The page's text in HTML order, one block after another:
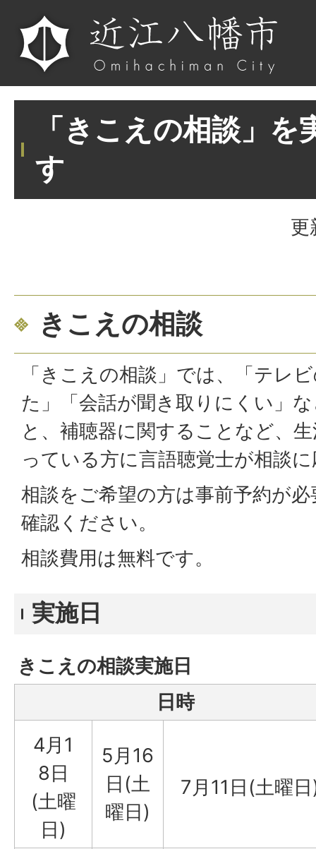
「きこえの相談」を
す
更
きこえの相談
「きこえの相談」では、「テレ
た」「会話が聞き取りにくい」
と、補聴器に関することなど、
っている方に言語聴覚士が相談
相談をご希望の方は事前予約が
確認ください。
相談費用は無料です。
実施日
きこえの相談実施日
日時
4月1
8日
(土曜
日)
5月16
日(土
曜日)
7月11日(土曜